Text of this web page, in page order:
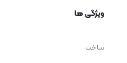
ویژگی ها
ساخت